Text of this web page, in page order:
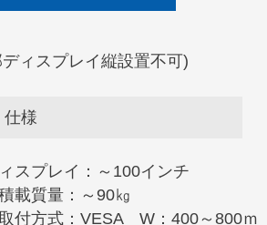
ィスプレイ縦設置不可)
仕様
スプレイ：～100インチ
載質量：～90㎏
付方式：VESA W：400～800ｍ